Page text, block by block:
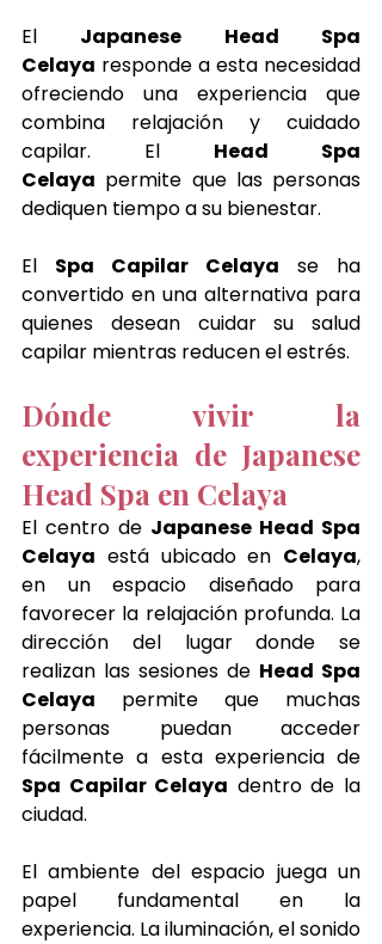
El Japanese Head Spa
Celaya responde a esta necesidad
ofreciendo una experiencia que
combina relajación y cuidado
capilar. El Head Spa
Celaya permite que las personas
dediquen tiempo a su bienestar.
El Spa Capilar Celaya se ha
convertido en una alternativa para
quienes desean cuidar su salud
capilar mientras reducen el estrés.
Dónde vivir la
experiencia de Japanese
Head Spa en Celaya
El centro de Japanese Head Spa
Celaya está ubicado en Celaya,
en un espacio diseñado para
favorecer la relajación profunda. La
dirección del lugar donde se
realizan las sesiones de Head Spa
Celaya permite que muchas
personas puedan acceder
Spa Capilar Celaya dentro de la
ciudad.
El ambiente del espacio juega un
papel fundamental en la
experiencia. La iluminación, el sonido